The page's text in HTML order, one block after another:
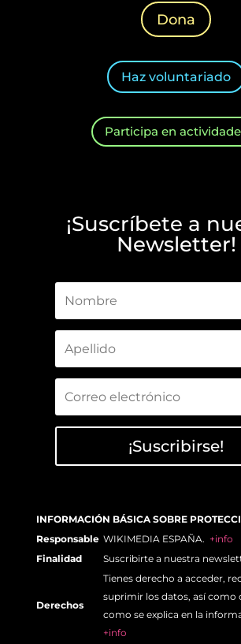
Dona
Haz voluntariado
Participa en
¡Suscríbete a
Newsletter!
¡Suscribirse!
INFORMACIÓN BÁSICA SOBRE
Responsable WIKIMEDIA ESPAÑA. +info
Finalidad
Suscribirte a nuestra
Derechos
Tienes derecho a acceder,
suprimir los datos, así como
como se explica en la
+info